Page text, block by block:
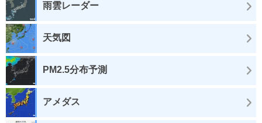
雨雲レーダー
天気図
PM2.5分布予測
アメダス